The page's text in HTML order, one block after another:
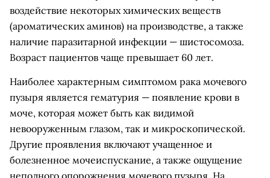
воздействие некоторых химических веществ
(ароматических аминов) на производстве, а также
наличие паразитарной инфекции — шистосомоза.
Возраст пациентов чаще превышает 60 лет.
Наиболее характерным симптомом рака мочевого
пузыря является гематурия — появление крови в
моче, которая может быть как видимой
невооруженным глазом, так и микроскопической.
Другие проявления включают учащенное и
болезненное мочеиспускание, а также ощущение
неполного опорожнения мочевого пузыря. На